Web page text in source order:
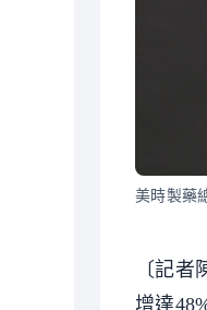
美時製藥
〔記
增達